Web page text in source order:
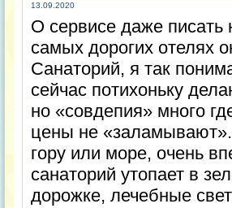
13.09.2020
О сервисе даже писать
самых дорогих отелях
Санаторий, я так
сейчас потихоньку
но «совдепия» много
цены не
гору или море, очень
санаторий утопает в
дорожке, лечебные